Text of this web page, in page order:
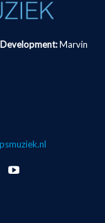
Development: Marvin